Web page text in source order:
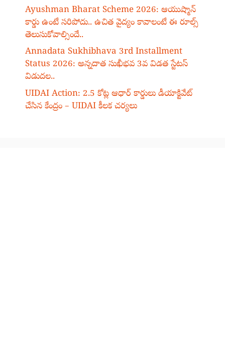
Ayushman Bharat Scheme 2026: ఆయుష్మాన్
కార్డు ఉంటే సరిపోదు.. ఉచిత వైద్యం కావాలంటే ఈ రూల్స్
తెలుసుకోవాల్సిందే..
Annadata Sukhibhava 3rd Installment
Status 2026: అన్నదాత సుఖీభవ 3వ విడత స్టేటస్
విడుదల..
UIDAI Action: 2.5 కోట్ల ఆధార్ కార్డులు డీయాక్టివేట్
చేసిన కేంద్రం – UIDAI కీలక చర్యలు